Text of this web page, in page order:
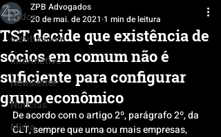
Todos
Institucional
Informativo
Newsletter
Notícias
Mídia
TST decide que existência de
sócios em comum não é
suficiente para configurar
grupo econômico
ZPB Advogados
20 de mai. de 2021 1 min de leitura
De acordo com o artigo 2º, parágrafo 2º, da
CLT, sempre que uma ou mais empresas,